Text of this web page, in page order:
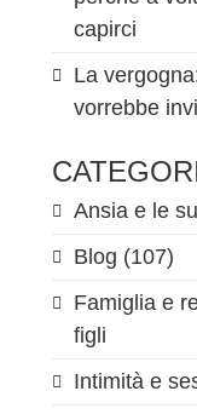
capirci
La
vorrebbe
Ansia e le
Blog (107)
Famiglia e
figli
Intimità e